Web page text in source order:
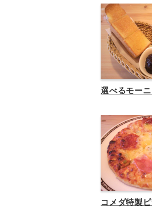
選べるモー
コメダ特製